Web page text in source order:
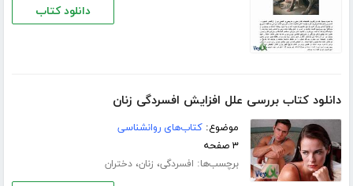
دانلود کتاب
دانلود کتاب بررسی علل افزایش افسردگی زنان
موضوع:کتاب‌های روانشناسی
۳ صفحه
برچسب‌ها: افسردگی، زنان،دختران